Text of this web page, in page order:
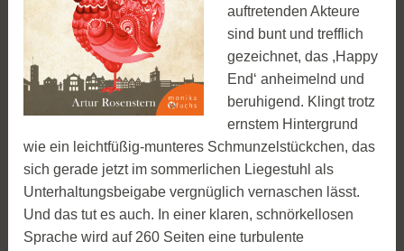
auftretenden Akteure
sind bunt und trefflich
gezeichnet, das ,Happy
End‘ anheimelnd und
beruhigend. Klingt trotz
ernstem Hintergrund
wie ein leichtfüßig-munteres Schmunzelstückchen, das
sich gerade jetzt im sommerlichen Liegestuhl als
Unterhaltungsbeigabe vergnüglich vernaschen lässt.
Und das tut es auch. In einer klaren, schnörkellosen
Sprache wird auf 260 Seiten eine turbulente